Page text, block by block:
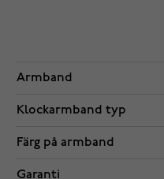
Armband
Klockarmband typ
Färg på armband
Garanti